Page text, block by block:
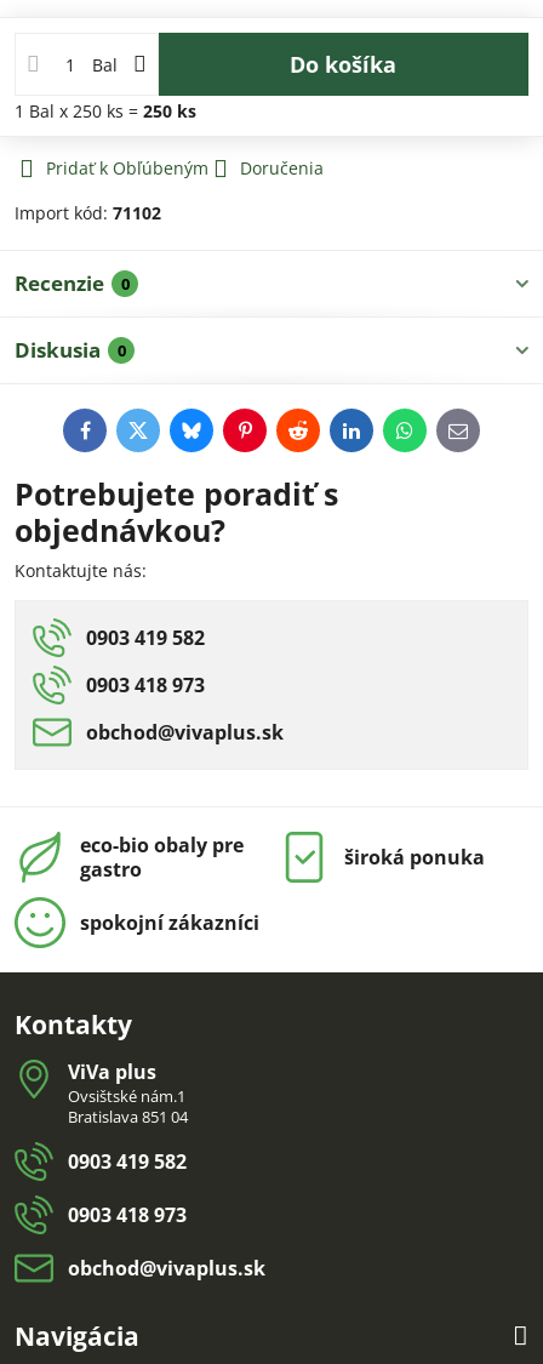
Bal Do košíka
1 Bal x 250 ks = 250 ks
Pridať k Obľúbeným
Doručenia
Import kód: 71102
Recenzie 0
Diskusia 0
FacebookTwitterBlueskyPinterestRedditLinkedInWhatsApp
E-
mail
Potrebujete poradiť s
objednávkou?
Kontaktujte nás:
0903 419 582
0903 418 973
obchod​@vivaplus​.sk
eco-bio obaly pre
gastro
široká ponuka
spokojní zákazníci
Kontakty
ViVa plus
Ovsištské nám.1
Bratislava 851 04
0903 419 582
0903 418 973
obchod​@vivaplus​.sk
Navigácia